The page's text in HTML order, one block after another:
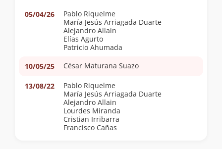
05/04/26
Pablo Riquelme
María Jesús Arriagada Duarte
Alejandro Allain
Elías Agurto
Patricio Ahumada
10/05/25
César Maturana Suazo
13/08/22
Pablo Riquelme
María Jesús Arriagada Duarte
Alejandro Allain
Lourdes Miranda
Cristian Irribarra
Francisco Cañas